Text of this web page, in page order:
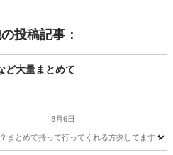
投稿記事：
ど大量まとめて
8月6日
まとめて持って行ってくれる方探してます！